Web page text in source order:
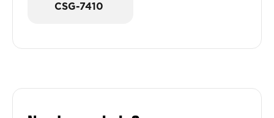
CSG-7410